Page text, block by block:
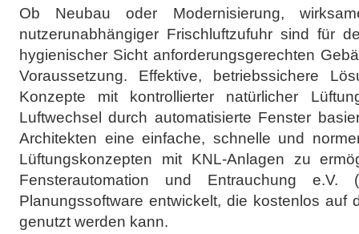
Ob Neubau oder Modernisierung,
nutzerunabhängiger Frischluftzufuhr sind für
hygienischer Sicht anforderungsgerechten
Voraussetzung. Effektive, betriebssichere
Konzepte mit kontrollierter natürlicher
Luftwechsel durch automatisierte Fenster
Architekten eine einfache, schnelle und
Lüftungskonzepten mit KNL-Anlagen zu
Fensterautomation und Entrauchung e.V.
Planungssoftware entwickelt, die kostenlos auf
genutzt werden kann.